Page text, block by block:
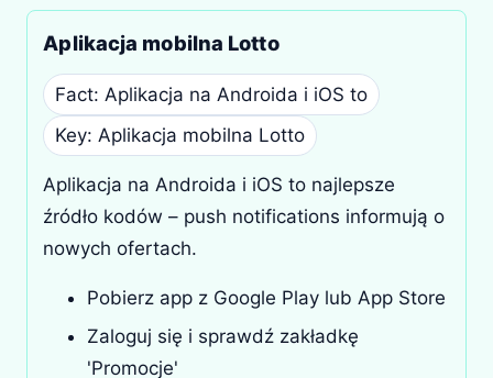
Aplikacja mobilna Lotto
Fact: Aplikacja na Androida i iOS to
Key: Aplikacja mobilna Lotto
Aplikacja na Androida i iOS to najlepsze
źródło kodów – push notifications informują o
nowych ofertach.
Pobierz app z Google Play lub App Store
Zaloguj się i sprawdź zakładkę
'Promocje'